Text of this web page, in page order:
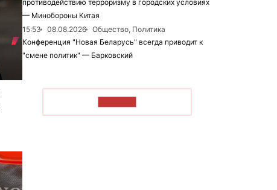
противодействию терроризму в городских условиях
— Минобороны Китая
15:53
08.08.2026
Общество, Политика
Конференция "Новая Беларусь" всегда приводит к
"смене политик" — Барковский